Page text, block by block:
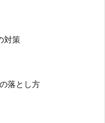
対策
落とし方